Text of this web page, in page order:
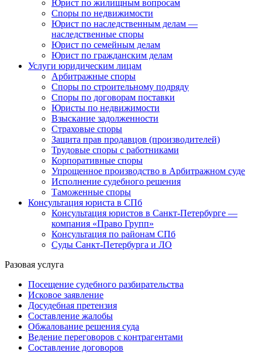
Юрист по жилищным вопросам
Споры по недвижимости
Юрист по наследственным делам —
наследственные споры
Юрист по семейным делам
Юрист по гражданским делам
Услуги юридическим лицам
Арбитражные споры
Споры по строительному подряду
Споры по договорам поставки
Юристы по недвижимости
Взыскание задолженности
Страховые споры
Защита прав продавцов (производителей)
Трудовые споры с работниками
Корпоративные споры
Упрощенное производство в Арбитражном суде
Исполнение судебного решения
Таможенные споры
Консультация юриста в СПб
Консультация юристов в Санкт-Петербурге —
компания «Право Групп»
Консультация по районам СПб
Суды Санкт-Петербурга и ЛО
Разовая услуга
Посещение судебного разбирательства
Исковое заявление
Досудебная претензия
Составление жалобы
Обжалование решения суда
Ведение переговоров с контрагентами
Составление договоров